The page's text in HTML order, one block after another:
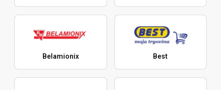
Belamionix Best